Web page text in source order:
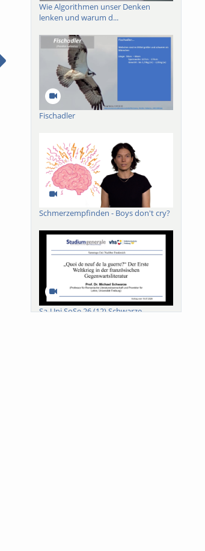
Pestizidverordnung 3B -
Dimitry Wintermantel -
Pestizidverordnung 2B -
Dimitry Wintermantel -
mit englischen
Wie Algorithmen unser Denken
lenken und warum d...
Fischadler
Schmerzempfinden - Boys don't cry?
Sa-Uni SoSe 26 (12) Schwarze